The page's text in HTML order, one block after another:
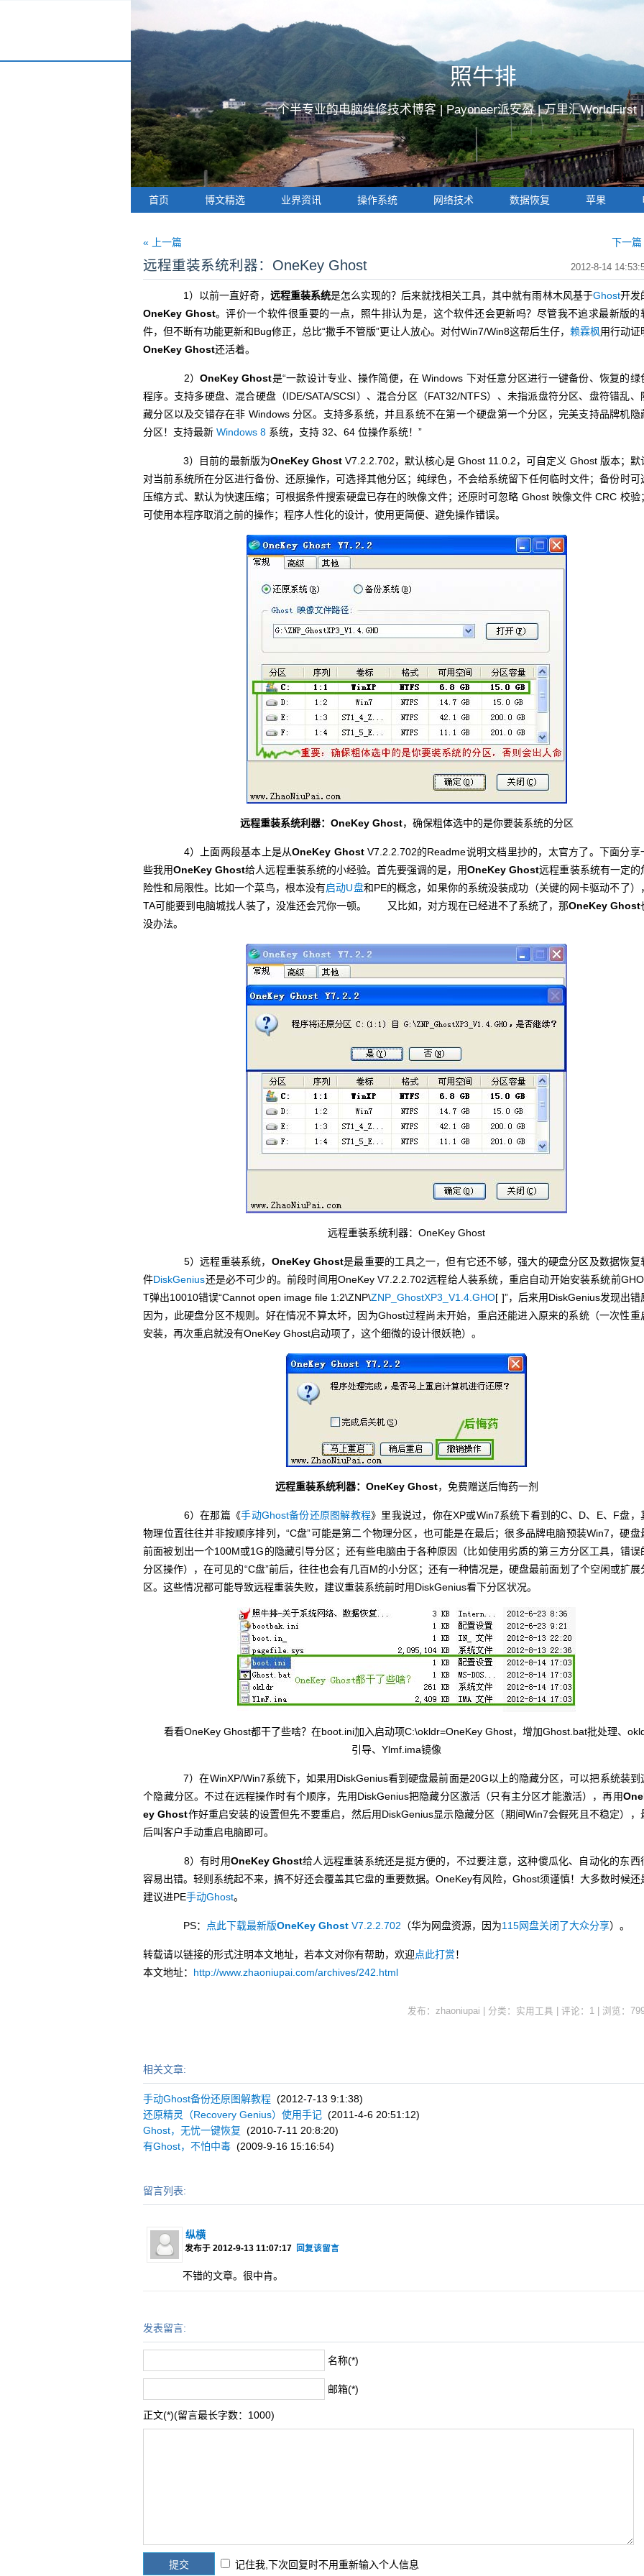
照牛排
一个半专业的电脑维修技术博客 |Payoneer派安盈|万里汇WorldFirst
首页 博文精选 业界资讯 操作系统 网络技术 数据恢复 苹果
« 上一篇 下一篇
2012-8-14
远程重装系统利器：OneKey Ghost
1）以前一直好奇， 远程重装系统是怎么实现的？后来就找相关工具，其中就有雨林木风基于Ghost开发
OneKey Ghost。评价一个软件很重要的一点，照牛排认为是，这个软件还会更新吗？尽管我不追求最新版的
件，但不断有功能更新和Bug修正，总比“撒手不管版”更让人放心。对付Win7/Win8这帮后生仔， 赖霖枫用行动证
OneKey Ghost还活着。
2）OneKey Ghost是“一款设计专业、操作简便，在 Windows 下对任意分区进行一键备份、恢复的绿
程序。支持多硬盘、混合硬盘（IDE/SATA/SCSI）、混合分区（FAT32/NTFS）、未指派盘符分区、盘符错乱、
藏分区以及交错存在非 Windows 分区。支持多系统，并且系统不在第一个硬盘第一个分区，完美支持品牌机隐
分区！支持最新Windows 8 系统，支持 32、64 位操作系统！”
3）目前的最新版为OneKey GhostV7.2.2.702，默认核心是 Ghost 11.0.2，可自定义 Ghost 版本；默
对当前系统所在分区进行备份、还原操作，可选择其他分区；纯绿色，不会给系统留下任何临时文件；备份时可
压缩方式、默认为快速压缩；可根据条件搜索硬盘已存在的映像文件；还原时可忽略 Ghost 映像文件 CRC 校验
可使用本程序取消之前的操作；程序人性化的设计，使用更简便、避免操作错误。
远程重装系统利器：OneKey Ghost，确保粗体选中的是你要装系统的分区
4）上面两段基本上是从OneKey GhostV7.2.2.702的Readme说明文档里抄的，太官方了。下面分享
些我用OneKey Ghost给人远程重装系统的小经验。首先要强调的是，用OneKey Ghost远程重装系统有一定的
险性和局限性。比如一个菜鸟，根本没有启动U盘和PE的概念，如果你的系统没装成功（关键的网卡驱动不了）
TA可能要到电脑城找人装了，没准还会咒你一顿。
又比如，对方现在已经进不了系统了，那OneKey Ghost
没办法。
远程重装系统利器：OneKey Ghost
5）远程重装系统， OneKey Ghost是最重要的工具之一，但有它还不够，强大的硬盘分区及数据恢复
件DiskGenius还是必不可少的。前段时间用OneKey V7.2.2.702远程给人装系统，重启自动开始安装系统前
T弹出10010错误“Cannot open image file 1:2\ZNP\ZNP_GhostXP3_V1.4.GHO[ ]”，后来用DiskGenius发现出错
因为，此硬盘分区不规则。好在情况不算太坏，因为Ghost过程尚未开始，重启还能进入原来的系统（一次性重
安装，再次重启就没有OneKey Ghost启动项了，这个细微的设计很妖艳）。
远程重装系统利器：OneKey Ghost，免费赠送后悔药一剂
6）在那篇《手动Ghost备份还原图解教程》里我说过，你在XP或Win7系统下看到的C、D、E、F盘，
物理位置往往并非按顺序排列，“C盘”可能是第二个物理分区，也可能是在最后；很多品牌电脑预装Win7，硬盘
前面被划出一个100M或1G的隐藏引导分区；还有些电脑由于各种原因（比如使用劣质的第三方分区工具，错误
分区操作），在可见的“C盘”前后，往往也会有几百M的小分区；还有一种情况是，硬盘最前面划了个空闲或扩展
区。这些情况都可能导致远程重装失败，建议重装系统前时用DiskGenius看下分区状况。
看看OneKey Ghost都干了些啥？在boot.ini加入启动项C:\okldr=OneKey Ghost，增加Ghost.bat批处理、
引导、Ylmf.ima镜像
7）在WinXP/Win7系统下，如果用DiskGenius看到硬盘最前面是20G以上的隐藏分区，可以把系统装到
个隐藏分区。不过在远程操作时有个顺序，先用DiskGenius把隐藏分区激活（只有主分区才能激活），再用
ey Ghost作好重启安装的设置但先不要重启，然后用DiskGenius显示隐藏分区（期间Win7会假死且不稳定），
后叫客户手动重启电脑即可。
8）有时用OneKey Ghost给人远程重装系统还是挺方便的，不过要注意，这种傻瓜化、自动化的东西
容易出错。轻则系统起不来，搞不好还会覆盖其它盘的重要数据。OneKey有风险，Ghost须谨慎！大多数时候还
建议进PE手动Ghost。
PS： 点此下载最新版OneKey Ghost V7.2.2.702 （华为网盘资源，因为115网盘关闭了大众分享）。
转载请以链接的形式注明本文地址，若本文对你有帮助，欢迎点此打赏！
本文地址： http://www.zhaoniupai.com/archives/242.html
发布：zhaoniupai | 分类：实用工具 | 评论：1 | 浏览：
相关文章:
手动Ghost备份还原图解教程 (2012-7-13 9:1:38)
还原精灵（Recovery Genius）使用手记 (2011-4-6 20:51:12)
Ghost，无忧一键恢复 (2010-7-11 20:8:20)
有Ghost，不怕中毒 (2009-9-16 15:16:54)
留言列表:
纵横
发布于 2012-9-13 11:07:17 回复该留言
不错的文章。很中肯。
发表留言:
名称(*)
邮箱(*)
正文(*)(留言最长字数：1000)
记住我,下次回复时不用重新输入个人信息